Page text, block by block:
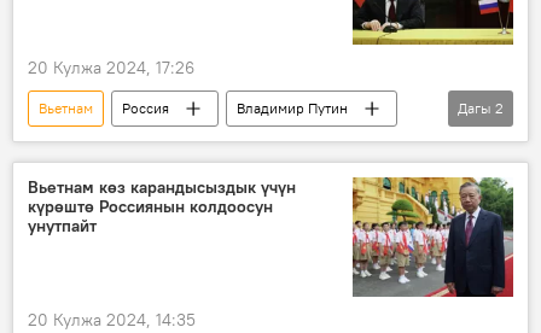
20 Кулжа 2024, 17:26
Вьетнам Россия
Владимир Путин
Дүйнөдө
Нгуен Фу Чонг
Дагы 2
Вьетнам көз карандысыздык үчүн
күрөштө Россиянын колдоосун
унутпайт
20 Кулжа 2024, 14:35